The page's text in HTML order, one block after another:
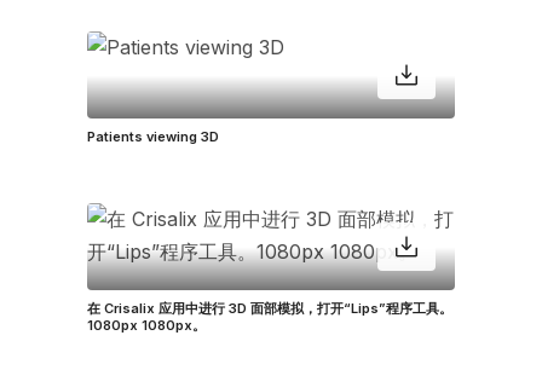
Patients viewing 3D
在 Crisalix 应用中进行 3D 面部模拟，打开“Lips”程序工具。
1080px 1080px。